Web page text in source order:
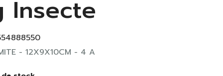
Insecte
- 12X9X10CM - 4 A